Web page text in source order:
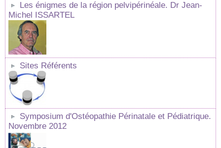
Les énigmes de la région pelvipérinéale. Dr Jean-
Michel ISSARTEL
Sites Référents
Symposium d'Ostéopathie Périnatale et Pédiatrique.
Novembre 2012